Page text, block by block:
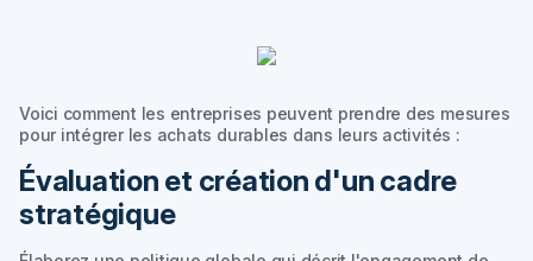
Voici comment les entreprises peuvent prendre des mesures
pour intégrer les achats durables dans leurs activités :
Évaluation et création d'un cadre
stratégique